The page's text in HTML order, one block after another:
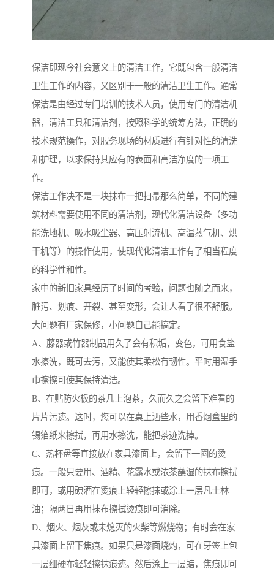
保洁即现今社会意义上的清洁工作，它既包含一般清洁
卫生工作的内容，又区别于一般的清洁卫生工作。通常
保洁是由经过专门培训的技术人员，使用专门的清洁机
器，清洁工具和清洁剂，按照科学的统筹方法，正确的
技术规范操作，对服务现场的材质进行有针对性的清洗
和护理，以求保持其应有的表面和高洁净度的一项工
作。
保洁工作决不是一块抹布一把扫帚那么简单，不同的建
筑材料需要使用不同的清洁剂，现代化清洁设备（多功
能洗地机、吸水吸尘器、高压射流机、高温蒸气机、烘
干机等）的操作使用，使现代化清洁工作有了相当程度
的科学性和性。
家中的新旧家具经历了时间的考验，问题也随之而来，
脏污、划痕、开裂、甚至变形，会让人看了很不舒服。
大问题有厂家保修，小问题自己能搞定。
A、藤器或竹器制品用久了会有积垢，变色，可用食盐
水擦洗，既可去污，又能使其柔松有韧性。平时用湿手
巾擦擦可使其保持清洁。
B、在贴防火板的茶几上泡茶，久而久之会留下难看的
片片污迹。这时，您可以在桌上洒些水，用香烟盒里的
锡箔纸来擦拭，再用水擦洗，能把茶迹洗掉。
C、热杯盘等直接放在家具漆面上，会留下一圈的烫
痕。一般只要用、酒精、花露水或浓茶蘸湿的抹布擦拭
即可，或用碘酒在烫痕上轻轻擦抹或涂上一层凡士林
油；隔两日再用抹布擦拭烫痕即可消除。
D、烟火、烟灰或未熄灭的火柴等燃烧物；有时会在家
具漆面上留下焦痕。如果只是漆面烧灼，可在牙签上包
一层细硬布轻轻擦抹痕迹。然后涂上一层蜡，焦痕即可